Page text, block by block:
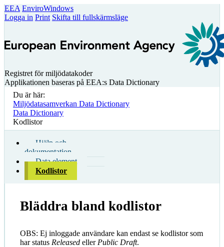
EEA EnviroWindows
Logga in Print Skifta till fullskärmsläge
Registret för miljödatakoder
Applikationen baseras på EEA:s Data Dictionary
Du är här:
Miljödatasamverkan Data Dictionary
Data Dictionary
Kodlistor
Hjälp och
dokumentation
Data element
Kodlistor
Bläddra bland kodlistor
OBS: Ej inloggade användare kan endast se kodlistor som
har status Released eller Public Draft.